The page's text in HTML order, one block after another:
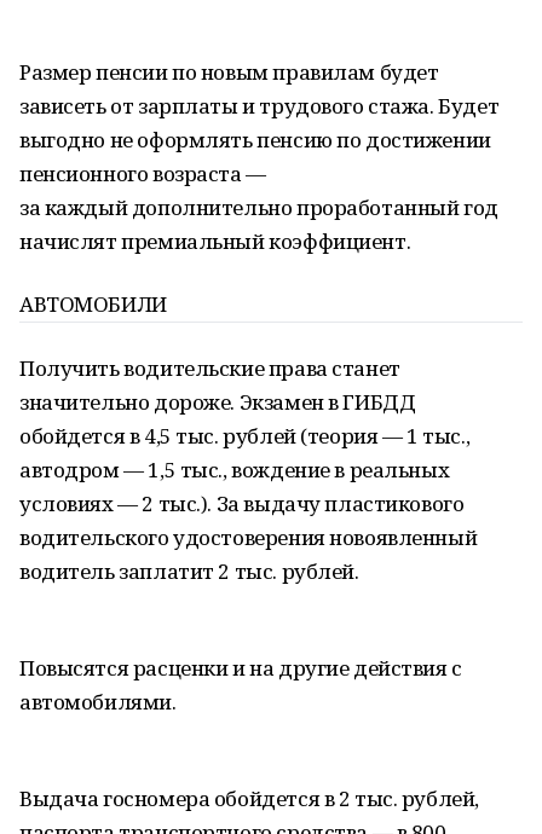
Размер пенсии по новым правилам будет
зависеть от зарплаты и трудового стажа. Будет
выгодно не оформлять пенсию по достижении
пенсионного возраста —
за каждый дополнительно проработанный год
начислят премиальный коэффициент.
АВТОМОБИЛИ
Получить водительские права станет
значительно дороже. Экзамен в ГИБДД
обойдется в 4,5 тыс. рублей (теория — 1 тыс.,
автодром — 1,5 тыс., вождение в реальных
условиях — 2 тыс.). За выдачу пластикового
водительского удостоверения новоявленный
водитель заплатит 2 тыс. рублей.
Повысятся расценки и на другие действия с
автомобилями.
Выдача госномера обойдется в 2 тыс. рублей,